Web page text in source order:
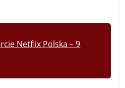
Netflix Polska – 9